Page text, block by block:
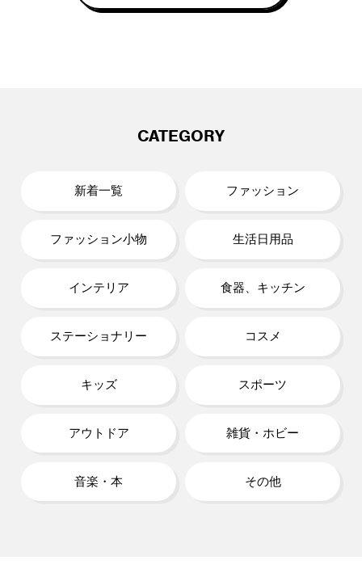
CATEGORY
新着一覧 ファッション
ファッション小物 生活日用品
インテリア 食器、キッチン
ステーショナリー コスメ
キッズ スポーツ
アウトドア 雑貨・ホビー
音楽・本 その他